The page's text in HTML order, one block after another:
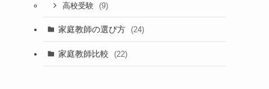
高校受験 (9)
家庭教師の選び方 (24)
家庭教師比較 (22)